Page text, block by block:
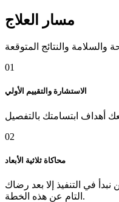
مسار العلاج
01
الاستشارة والتقييم الأولي
02
محاكاة ثلاثية الأبعاد
في التنفيذ إلا بعد رضاك
التام عن هذه الخطة.